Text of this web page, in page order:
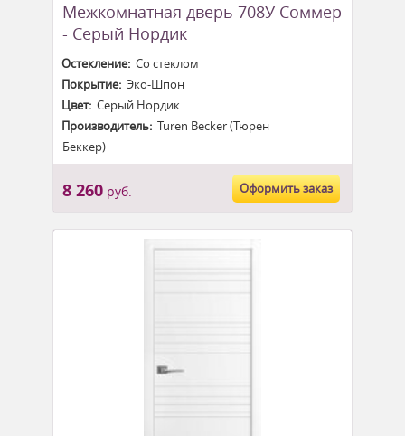
Межкомнатная дверь 708У Соммер
- Серый Нордик
Остекление:Со стеклом
Покрытие:Эко-Шпон
Цвет:Серый Нордик
Производитель:Turen Becker (Тюрен
Беккер)
8 260руб. Оформить заказ